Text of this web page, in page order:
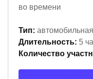
во времени
Тип: автомобильная
Длительность: 5
Количество